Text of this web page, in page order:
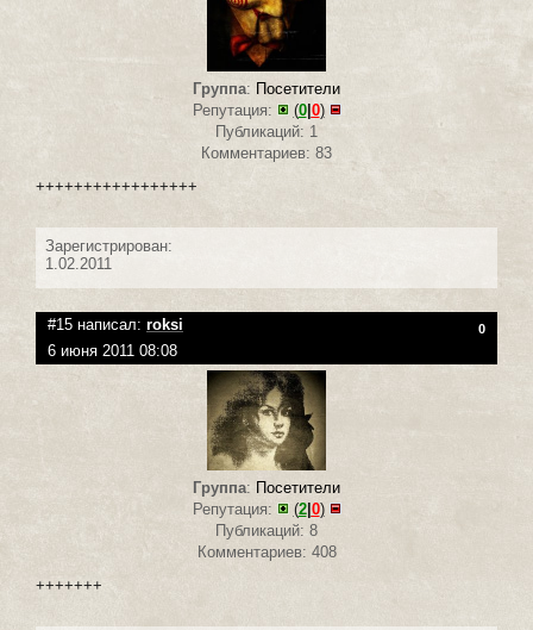
Группа: Посетители
Репутация:
(0| 0)
Публикаций: 1
Комментариев: 83
+++++++++++++++++
Зарегистрирован:
1.02.2011
#15 написал: roksi 0
6 июня 2011 08:08
Группа: Посетители
Репутация:
(2| 0)
Публикаций: 8
Комментариев: 408
+++++++